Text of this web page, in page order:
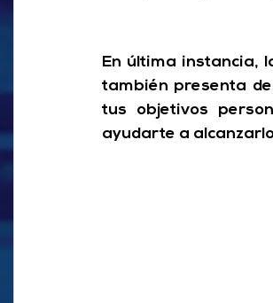
En última instancia,
también presenta
tus objetivos
ayudarte a